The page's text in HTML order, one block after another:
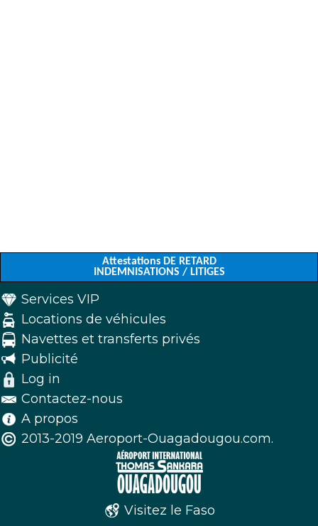
Attestations DE RETARD
INDEMNISATIONS / LITIGES
Services VIP
Locations de véhicules
Navettes et transferts privés
Publicité
Log in
Contactez-nous
A propos
2013-2019 Aeroport-Ouagadougou.com.
Visitez le Faso